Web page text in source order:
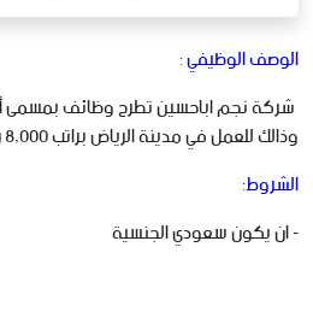
الوصف الوظيفي :
شركة نجم اباحسين تطرح وظائف بمسمى
وذالك للعمل في مدينة الرياض‬⁩ براتب 8,000 ريال و 2,000 بدل سكن
الشروط:
‏- ان يكون سعودي الجنسية